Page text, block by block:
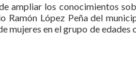
ampliar los conocimientos
López Peña del
en el grupo de edades